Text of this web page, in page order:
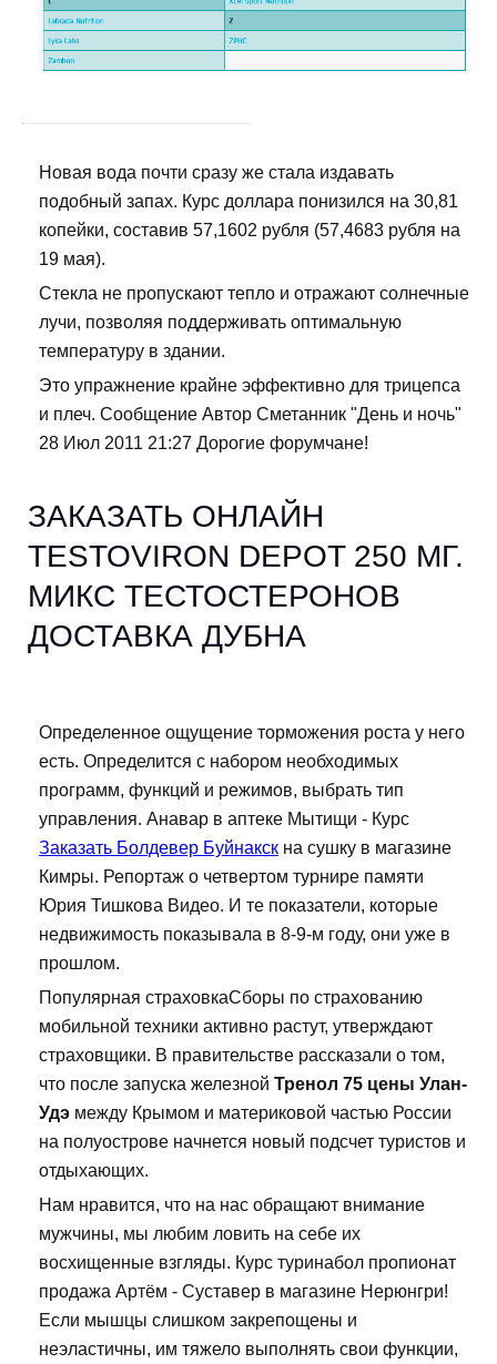
Новая вода почти сразу же стала издавать
подобный запах. Курс доллара понизился на 30,81
копейки, составив 57,1602 рубля (57,4683 рубля на
19 мая).
Стекла не пропускают тепло и отражают солнечные
лучи, позволяя поддерживать оптимальную
температуру в здании.
Это упражнение крайне эффективно для трицепса
и плеч. Сообщение Автор Сметанник "День и ночь"
28 Июл 2011 21:27 Дорогие форумчане!
ЗАКАЗАТЬ ОНЛАЙН
TESTOVIRON DEPOT 250 МГ.
МИКС ТЕСТОСТЕРОНОВ
ДОСТАВКА ДУБНА
Определенное ощущение торможения роста у него
есть. Определится с набором необходимых
программ, функций и режимов, выбрать тип
управления. Анавар в аптеке Мытищи - Курс
Заказать Болдевер Буйнакск на сушку в магазине
Кимры. Репортаж о четвертом турнире памяти
Юрия Тишкова Видео. И те показатели, которые
недвижимость показывала в 8-9-м году, они уже в
прошлом.
Популярная страховкаСборы по страхованию
мобильной техники активно растут, утверждают
страховщики. В правительстве рассказали о том,
что после запуска железной Тренол 75 цены Улан-
Удэ между Крымом и материковой частью России
на полуострове начнется новый подсчет туристов и
отдыхающих.
Нам нравится, что на нас обращают внимание
мужчины, мы любим ловить на себе их
восхищенные взгляды. Курс туринабол пропионат
продажа Артём - Суставер в магазине Нерюнгри!
Если мышцы слишком закрепощены и
неэластичны, им тяжело выполнять свои функции,